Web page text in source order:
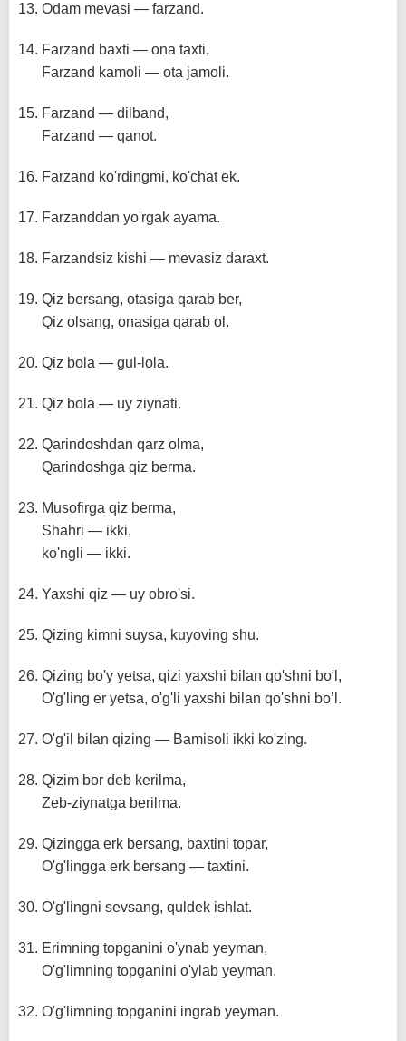
Odam mevasi — farzand.
Farzand baxti — ona taxti,
Farzand kamoli — ota jamoli.
Farzand — dilband,
Farzand — qanot.
Farzand ko'rdingmi, ko'chat ek.
Farzanddan yo'rgak ayama.
Farzandsiz kishi — mevasiz daraxt.
Qiz bersang, otasiga qarab ber,
Qiz olsang, onasiga qarab ol.
Qiz bola — gul-lola.
Qiz bola — uy ziynati.
Qarindoshdan qarz olma,
Qarindoshga qiz berma.
Musofirga qiz berma,
Shahri — ikki,
ko'ngli — ikki.
Yaxshi qiz — uy obro'si.
Qizing kimni suysa, kuyoving shu.
Qizing bo'y yetsa, qizi yaxshi bilan qo'shni bo'l,
O'g'ling er yetsa, o'g'li yaxshi bilan qo'shni bo’l.
O'g'il bilan qizing — Bamisoli ikki ko'zing.
Qizim bor deb kerilma,
Zeb-ziynatga berilma.
Qizingga erk bersang, baxtini topar,
O'g'lingga erk bersang — taxtini.
O'g'lingni sevsang, quldek ishlat.
Erimning topganini o'ynab yeyman,
O'g'limning topganini o'ylab yeyman.
O'g'limning topganini ingrab yeyman.